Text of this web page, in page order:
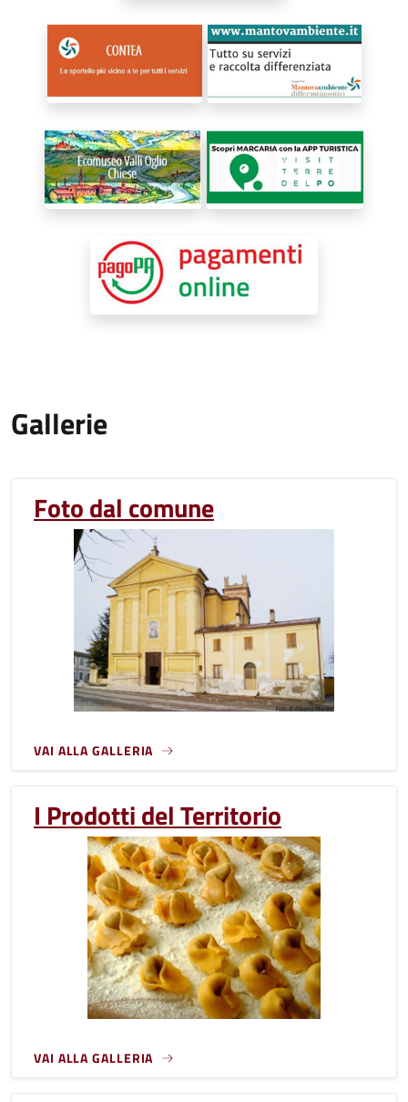
Gallerie
Foto dal comune
VAI ALLA GALLERIA
I Prodotti del Territorio
VAI ALLA GALLERIA